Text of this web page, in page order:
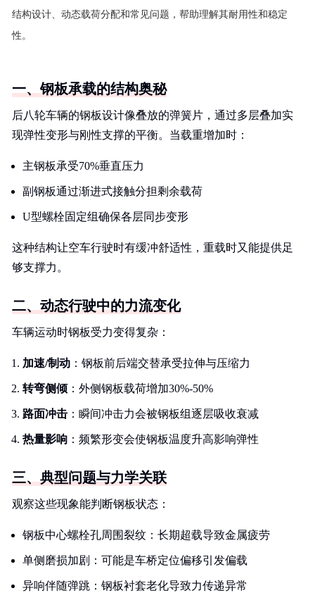
结构设计、动态载荷分配和常见问题，帮助理解其耐用性和稳定
性。
一、钢板承载的结构奥秘
后八轮车辆的钢板设计像叠放的弹簧片，通过多层叠加实
现弹性变形与刚性支撑的平衡。当载重增加时：
主钢板承受70%垂直压力
副钢板通过渐进式接触分担剩余载荷
U型螺栓固定组确保各层同步变形
这种结构让空车行驶时有缓冲舒适性，重载时又能提供足
够支撑力。
二、动态行驶中的力流变化
车辆运动时钢板受力变得复杂：
加速/制动 ：钢板前后端交替承受拉伸与压缩力
转弯侧倾：外侧钢板载荷增加30%-50%
路面冲击 ：瞬间冲击力会被钢板组逐层吸收衰减
热量影响 ：频繁形变会使钢板温度升高影响弹性
三、典型问题与力学关联
观察这些现象能判断钢板状态：
钢板中心螺栓孔周围裂纹：长期超载导致金属疲劳
单侧磨损加剧：可能是车桥定位偏移引发偏载
异响伴随弹跳：钢板衬套老化导致力传递异常